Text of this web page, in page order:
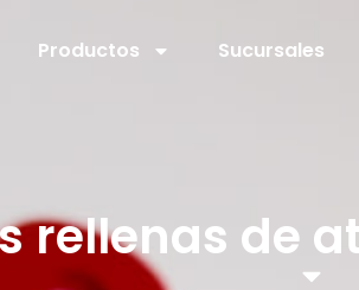
Productos Sucursales
rellenas de